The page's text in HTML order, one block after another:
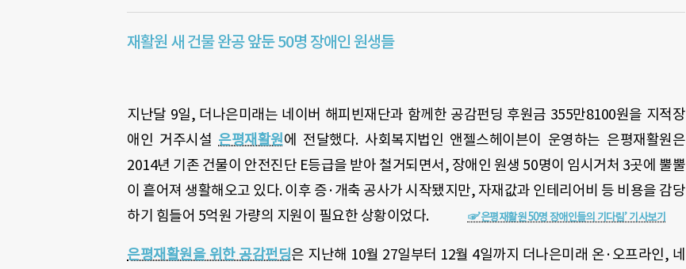
재활원 새 건물 완공 앞둔 50명 장애인 원생들
지난달 9일, 더나은미래는 네이버 해피빈재단과 함께한 공감펀딩 후원금 355만8100원을 지적장
애인 거주시설 은평재활원에 전달했다. 사회복지법인 앤젤스헤이븐이 운영하는 은평재활원은
2014년 기존 건물이 안전진단 E등급을 받아 철거되면서, 장애인 원생 50명이 임시거처 3곳에 뿔뿔
이 흩어져 생활해오고 있다. 이후 증·개축 공사가 시작됐지만, 자재값과 인테리어비 등 비용을 감당
하기 힘들어 5억원 가량의 지원이 필요한 상황이었다.
☞’은평재활원 50명 장애인들의 기다림’ 기사보기
은평재활원을 위한 공감펀딩은 지난해 10월 27일부터 12월 4일까지 더나은미래 온·오프라인, 네